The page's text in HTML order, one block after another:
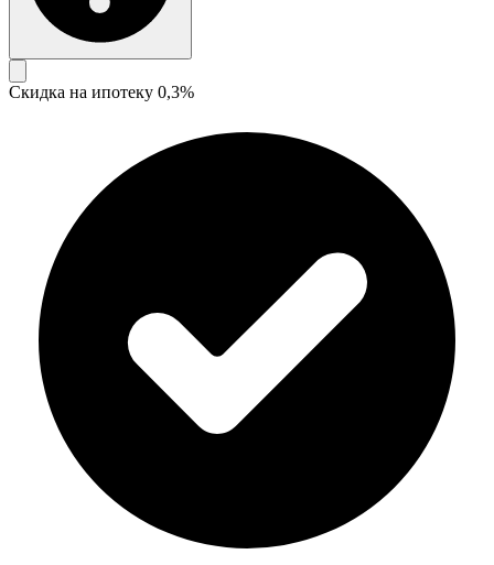
Скидка на ипотеку 0,3%